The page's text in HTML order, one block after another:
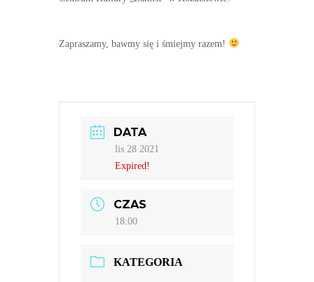
Zapraszamy, bawmy się i śmiejmy razem!
DATA
lis 28 2021
Expired!
CZAS
18:00
KATEGORIA